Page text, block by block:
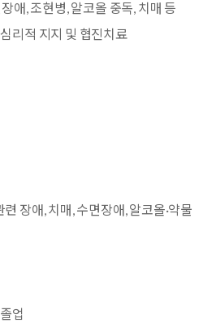
애, 조현병, 알코올 중독, 치매 등
리적 지지 및 협진치료
장애, 치매, 수면장애, 알코올·약물
업